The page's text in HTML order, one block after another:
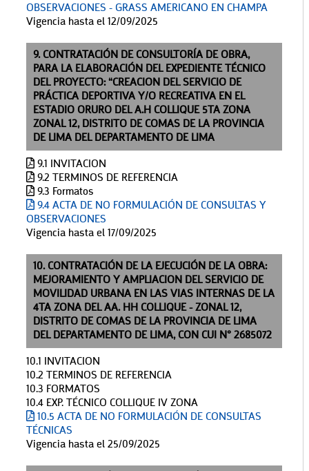
OBSERVACIONES - GRASS AMERICANO EN CHAMPA
Vigencia hasta el 12/09/2025
9. CONTRATACIÓN DE CONSULTORÍA DE OBRA,
PARA LA ELABORACIÓN DEL EXPEDIENTE TÉCNICO
DEL PROYECTO: “CREACION DEL SERVICIO DE
PRÁCTICA DEPORTIVA Y/O RECREATIVA EN EL
ESTADIO ORURO DEL A.H COLLIQUE 5TA ZONA
ZONAL 12, DISTRITO DE COMAS DE LA PROVINCIA
DE LIMA DEL DEPARTAMENTO DE LIMA
9.1 INVITACION
9.2 TERMINOS DE REFERENCIA
9.3 Formatos
9.4 ACTA DE NO FORMULACIÓN DE CONSULTAS Y
OBSERVACIONES
Vigencia hasta el 17/09/2025
10. CONTRATACIÓN DE LA EJECUCIÓN DE LA OBRA:
MEJORAMIENTO Y AMPLIACION DEL SERVICIO DE
MOVILIDAD URBANA EN LAS VIAS INTERNAS DE LA
4TA ZONA DEL AA. HH COLLIQUE - ZONAL 12,
DISTRITO DE COMAS DE LA PROVINCIA DE LIMA
DEL DEPARTAMENTO DE LIMA, CON CUI N° 2685072
10.1 INVITACION
10.2 TERMINOS DE REFERENCIA
10.3 FORMATOS
10.4 EXP. TÉCNICO COLLIQUE IV ZONA
10.5 ACTA DE NO FORMULACIÓN DE CONSULTAS
TÉCNICAS
Vigencia hasta el 25/09/2025